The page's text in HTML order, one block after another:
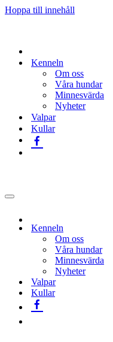
Hoppa till innehåll
Kenneln
Om oss
Våra hundar
Minnesvärda
Nyheter
Valpar
Kullar
Navigeringsmeny
Kenneln
Om oss
Våra hundar
Minnesvärda
Nyheter
Valpar
Kullar